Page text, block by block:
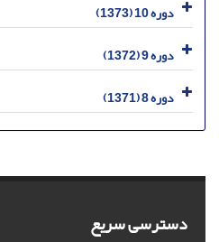
دوره 10 (1373)
دوره 9 (1372)
دوره 8 (1371)
دسترسی سریع